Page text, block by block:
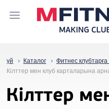
үй Каталог
Фитнес
Кілттер мен клуб карталарына
Кілттер